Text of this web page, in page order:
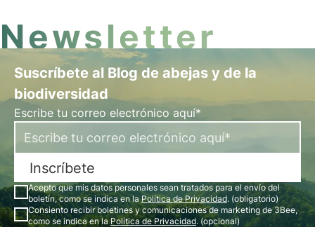
Newsletter
Suscríbete al Blog de abejas y de la
biodiversidad
Escribe tu correo electrónico aquí*
Inscríbete
Acepto que mis datos personales sean tratados para el envío del
boletín, como se indica en laPolítica de Privacidad. (obligatorio)
Consiento recibir boletines y comunicaciones de marketing de 3Bee,
como se indica en laPolítica de Privacidad. (opcional)